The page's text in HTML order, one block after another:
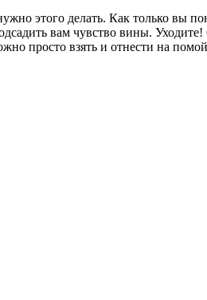
этого делать. Как только вы
вам чувство вины.
просто взять и отнести на